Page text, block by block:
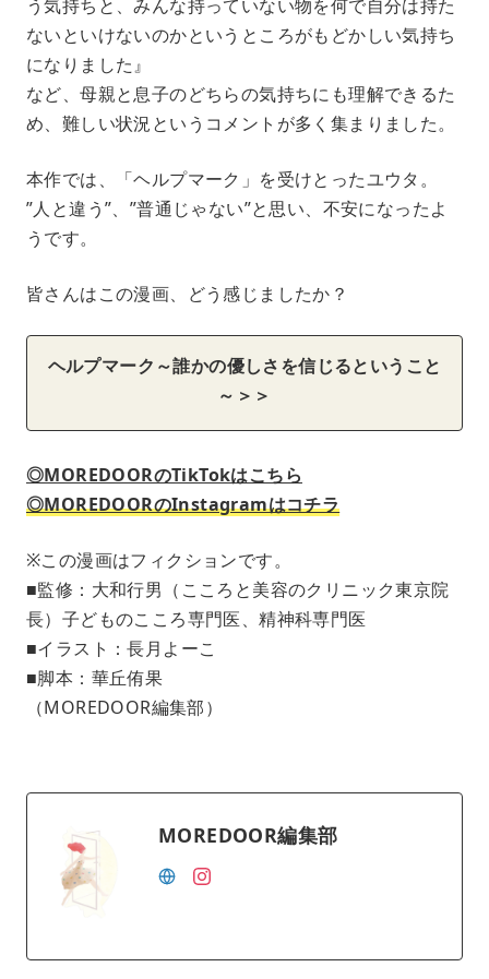
う気持ちと、みんな持っていない物を何で自分は持た
ないといけないのかというところがもどかしい気持ち
になりました』
など、母親と息子のどちらの気持ちにも理解できるた
め、難しい状況というコメントが多く集まりました。
本作では、「ヘルプマーク」を受けとったユウタ。
”人と違う”、”普通じゃない”と思い、不安になったよ
うです。
皆さんはこの漫画、どう感じましたか？
ヘルプマーク～誰かの優しさを信じるということ
～＞＞
◎MOREDOORのTikTokはこちら
◎MOREDOORのInstagramはコチラ
※この漫画はフィクションです。
■監修：大和行男（こころと美容のクリニック東京院
長）子どものこころ専門医、精神科専門医
■イラスト：長月よーこ
■脚本：華丘侑果
（MOREDOOR編集部）
MOREDOOR編集部